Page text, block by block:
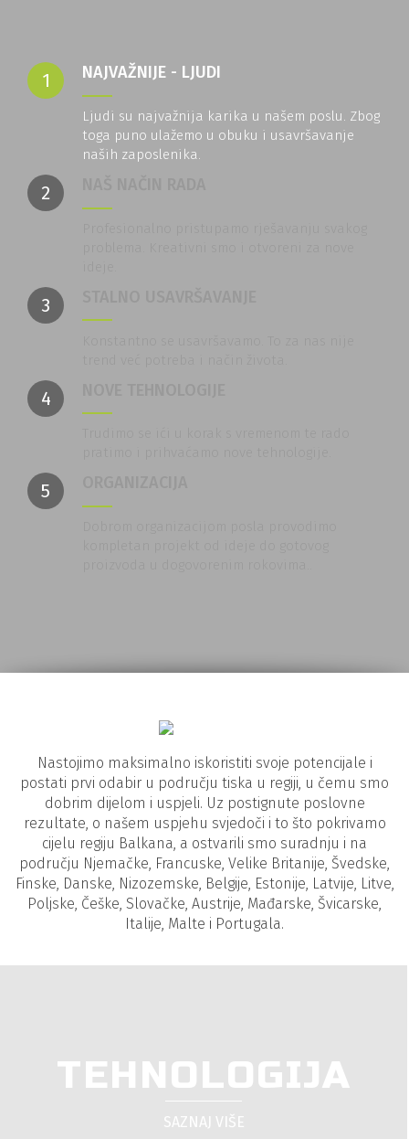
1 NAJVAŽNIJE - LJUDI
Ljudi su najvažnija karika u našem poslu. Zbog
toga puno ulažemo u obuku i usavršavanje
naših zaposlenika.
2
3
4
5
Nastojimo maksimalno iskoristiti svoje potencijale i
postati prvi odabir u području tiska u regiji, u čemu smo
dobrim dijelom i uspjeli. Uz postignute poslovne
rezultate, o našem uspjehu svjedoči i to što pokrivamo
cijelu regiju Balkana, a ostvarili smo suradnju i na
području Njemačke, Francuske, Velike Britanije, Švedske,
Finske, Danske, Nizozemske, Belgije, Estonije, Latvije, Litve,
Poljske, Češke, Slovačke, Austrije, Mađarske, Švicarske,
Italije, Malte i Portugala.
TEHNOLOGIJA
SAZNAJ VIŠE